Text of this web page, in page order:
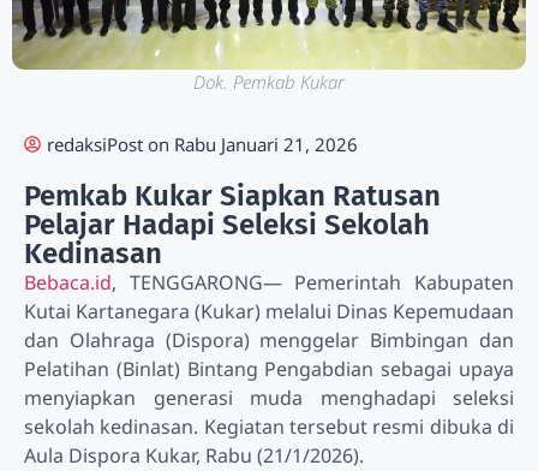
Dok. Pemkab Kukar
redaksiPost on Rabu Januari 21, 2026
Pemkab Kukar Siapkan Ratusan
Pelajar Hadapi Seleksi Sekolah
Kedinasan
Bebaca.id, TENGGARONG— Pemerintah Kabupaten
Kutai Kartanegara (Kukar) melalui Dinas Kepemudaan
dan Olahraga (Dispora) menggelar Bimbingan dan
Pelatihan (Binlat) Bintang Pengabdian sebagai upaya
menyiapkan generasi muda menghadapi seleksi
sekolah kedinasan. Kegiatan tersebut resmi dibuka di
Aula Dispora Kukar, Rabu (21/1/2026).